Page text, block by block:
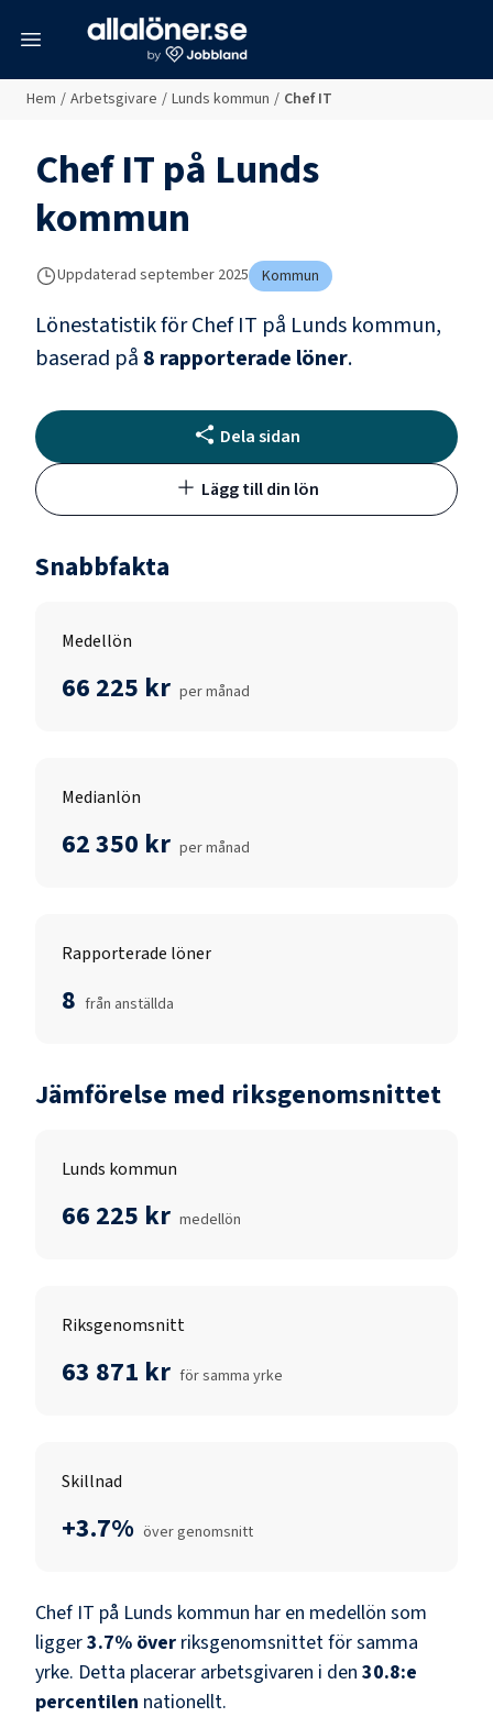
Hem / Arbetsgivare / Lunds kommun / Chef IT
Chef ITpå Lunds
kommun
Uppdaterad september 2025 Kommun
Lönestatistik förChef IT på Lunds kommun,
baserad på 8 rapporterade löner.
Dela sidan
Lägg till din lön
Snabbfakta
Medellön
66 225 kr per månad
Medianlön
62 350 kr per månad
Rapporterade löner
8 från anställda
Jämförelse med riksgenomsnittet
Lunds kommun
66 225 kr medellön
Riksgenomsnitt
63 871 kr för samma yrke
Skillnad
+3.7% över genomsnitt
Chef IT på Lunds kommun har en medellön som
ligger3.7% över riksgenomsnittet för samma
yrke. Detta placerar arbetsgivaren i den 30.8:e
percentilen nationellt.